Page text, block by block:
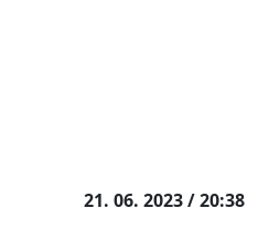
21. 06. 2023 / 20:38